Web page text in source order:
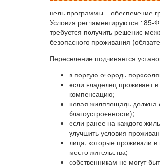
цель программы – обеспечение
Условия регламентируются 185-
требуется получить решение
безопасного проживания
Переселение подчиняется
в первую очередь
если владелец проживает
компенсацию;
новая жилплощадь должна
благоустроенности);
если ранее на каждого
улучшить условия
лица, которые проживали в
место жительства;
собственникам не могут